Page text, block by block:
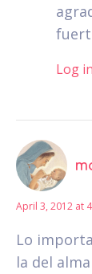
Log
April 3, 2012 at
Lo
la del